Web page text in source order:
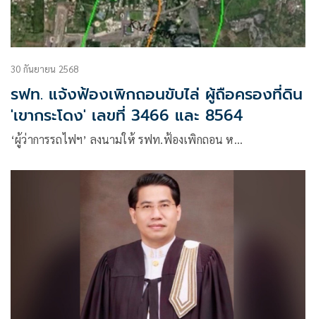
30 กันยายน 2568
รฟท. แจ้งฟ้องเพิกถอนขับไล่ ผู้ถือครองที่ดิน
'เขากระโดง' เลขที่ 3466 และ 8564
‘ผู้ว่าการรถไฟฯ’ ลงนามให้ รฟท.ฟ้องเพิกถอน ห…